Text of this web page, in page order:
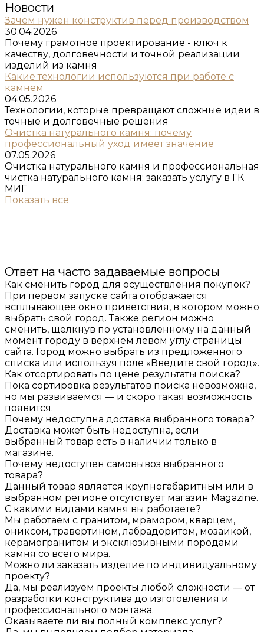
Новости
Зачем нужен конструктив перед производством
30.04.2026
Почему грамотное проектирование - ключ к
качеству, долговечности и точной реализации
изделий из камня
Какие технологии используются при работе с
камнем
04.05.2026
Технологии, которые превращают сложные идеи в
точные и долговечные решения
Очистка натурального камня: почему
профессиональный уход имеет значение
07.05.2026
Очистка натурального камня и профессиональная
чистка натурального камня: заказать услугу в ГК
МИГ
Показать все
Ответ на часто задаваемые вопросы
Как сменить город для осуществления покупок?
При первом запуске сайта отображается
всплывающее окно приветствия, в котором можно
выбрать свой город. Также регион можно
сменить, щелкнув по установленному на данный
момент городу в верхнем левом углу страницы
сайта. Город можно выбрать из предложенного
списка или используя поле «Введите свой город».
Как отсортировать по цене результаты поиска?
Пока сортировка результатов поиска невозможна,
но мы развиваемся — и скоро такая возможность
появится.
Почему недоступна доставка выбранного товара?
Доставка может быть недоступна, если
выбранный товар есть в наличии только в
магазине.
Почему недоступен самовывоз выбранного
товара?
Данный товар является крупногабаритным или в
выбранном регионе отсутствует магазин Magazine.
С какими видами камня вы работаете?
Мы работаем с гранитом, мрамором, кварцем,
ониксом, травертином, лабрадоритом, мозаикой,
керамогранитом и эксклюзивными породами
камня со всего мира.
Можно ли заказать изделие по индивидуальному
проекту?
Да, мы реализуем проекты любой сложности — от
разработки конструктива до изготовления и
профессионального монтажа.
Оказываете ли вы полный комплекс услуг?